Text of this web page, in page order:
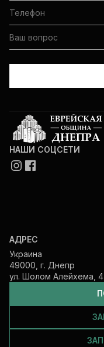
НАШИ СОЦСЕТИ
АДРЕС
Украина
49000, г. Днепр
ул. Шолом Алейхема, 4